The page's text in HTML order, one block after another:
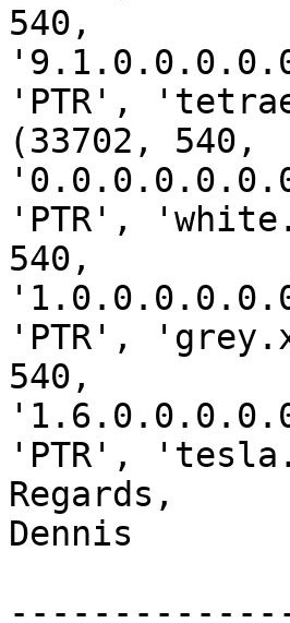
540,
'PTR',
(33702, 540,
'PTR',
540,
'PTR',
540,
'PTR',
Regards,
Dennis